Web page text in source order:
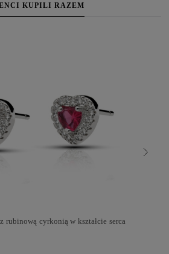
KUPILI RAZEM
rubinową cyrkonią w kształcie serca